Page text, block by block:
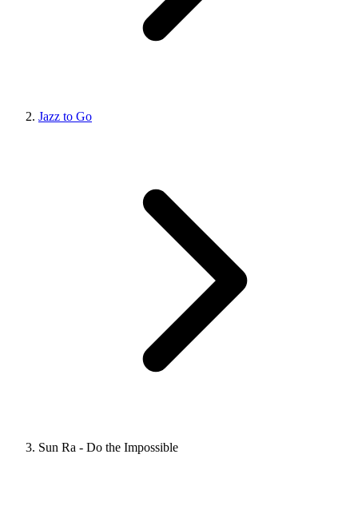
Jazz to Go
Sun Ra - Do the Impossible